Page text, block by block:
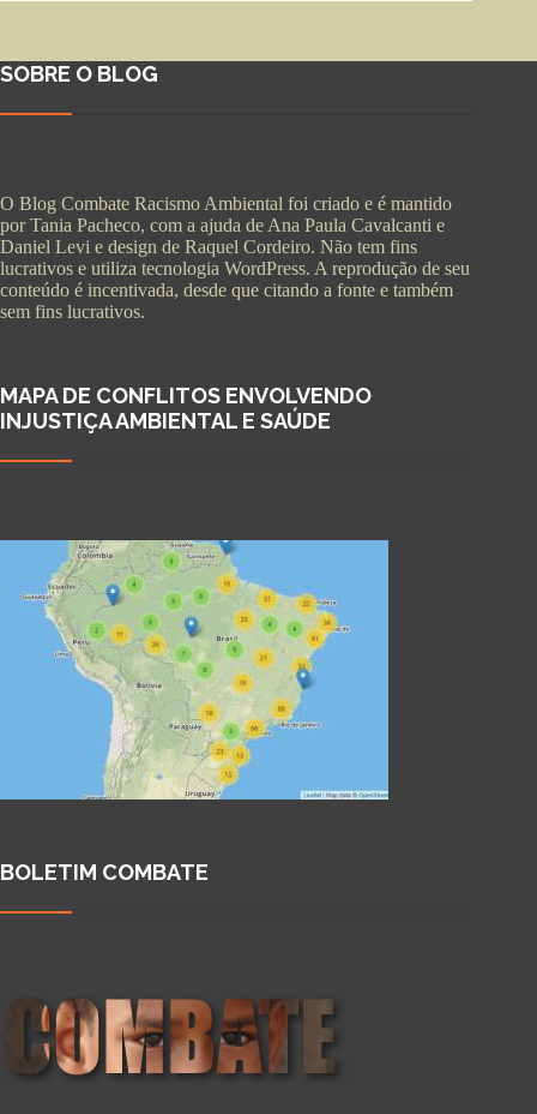
SOBRE O BLOG
O Blog Combate Racismo Ambiental foi criado e é mantido
por Tania Pacheco, com a ajuda de Ana Paula Cavalcanti e
Daniel Levi e design de Raquel Cordeiro. Não tem fins
lucrativos e utiliza tecnologia WordPress. A reprodução de seu
conteúdo é incentivada, desde que citando a fonte e também
sem fins lucrativos.
MAPA DE CONFLITOS ENVOLVENDO
INJUSTIÇA AMBIENTAL E SAÚDE
BOLETIM COMBATE